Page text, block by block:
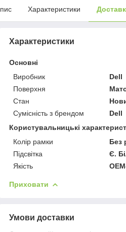
Характеристики
Характеристики
Основні
Виробник
Dell
Поверхня
Стан
Сумісність з брендом
Dell
Користувальницькі
Колір рамки
Без
Підсвітка
Є.
Якість
Приховати
Умови доставки